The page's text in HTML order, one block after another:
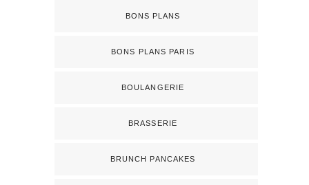
BONS PLANS
BONS PLANS PARIS
BOULANGERIE
BRASSERIE
BRUNCH PANCAKES